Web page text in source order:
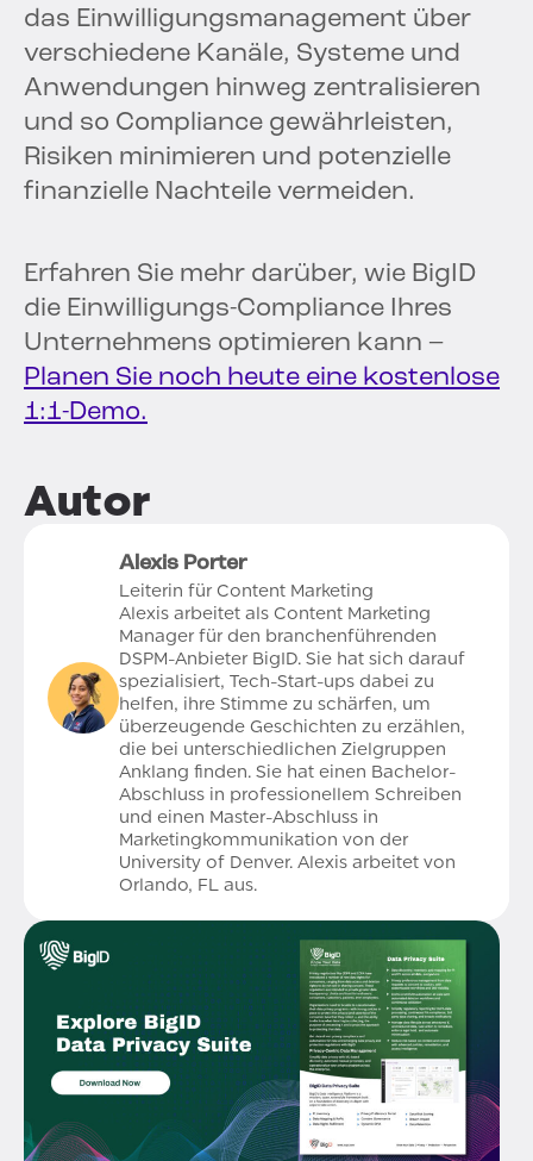
das Einwilligungsmanagement über
verschiedene Kanäle, Systeme und
Anwendungen hinweg zentralisieren
und so Compliance gewährleisten,
Risiken minimieren und potenzielle
finanzielle Nachteile vermeiden.
Erfahren Sie mehr darüber, wie BigID
die Einwilligungs-Compliance Ihres
Unternehmens optimieren kann –
Planen Sie noch heute eine kostenlose
1:1-Demo.
Autor
Alexis Porter
Leiterin für Content Marketing
Alexis arbeitet als Content Marketing
Manager für den branchenführenden
DSPM-Anbieter BigID. Sie hat sich darauf
spezialisiert, Tech-Start-ups dabei zu
helfen, ihre Stimme zu schärfen, um
überzeugende Geschichten zu erzählen,
die bei unterschiedlichen Zielgruppen
Anklang finden. Sie hat einen Bachelor-
Abschluss in professionellem Schreiben
und einen Master-Abschluss in
Marketingkommunikation von der
University of Denver. Alexis arbeitet von
Orlando, FL aus.